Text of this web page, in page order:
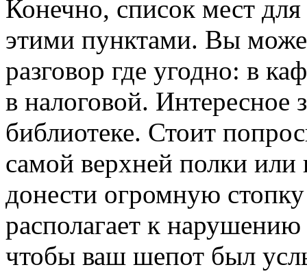
Конечно, список мест для
этими пунктами. Вы
разговор где угодно: в
в налоговой. Интересное
библиотеке. Стоит
самой верхней полки
донести огромную
располагает к
чтобы ваш шепот был